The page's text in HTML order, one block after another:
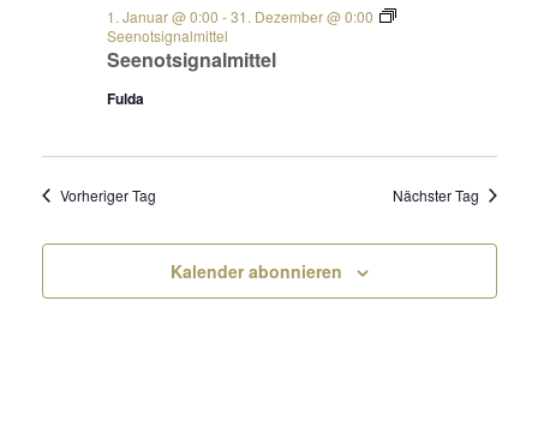
Seenotsignalmittel
1. Januar @ 0:00 -31. Dezember @ 0:00
Seenotsignalmittel
Fulda
Vorheriger Tag Nächster Tag
Kalender abonnieren